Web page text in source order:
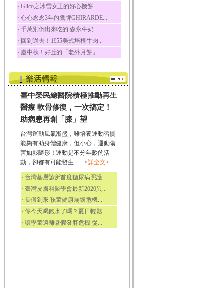
五味子
五味子性質溫熱所含營
養成分有揮發油、檸...
草魚
草魚含有維生素A、維生
素C、及豐富的蛋白...
‧ Glico之冰雪女王的好心機餅...
‧ 心心念念3年的鷹牌GHIRARDE...
‧ 千萬別倒出來吃的 森永牛奶...
‧ 回到過去！1955美式培根牛肉...
‧ 慶中秋！好丘的「老外月餅」...
臺中榮民總醫院積極推動再生
醫療 軟骨修復，一次搞定！
助病患再創「膝」望
台灣運動風氣漸盛，雖培養運動習慣
能夠有助身體健康，但小心，運動傷
害如影隨形！運動是不分年齡的活
動，卻都有可能發生.......<詳全文>
‧ 台灣基層診所首度糖尿病照護...
‧ 臺灣皮膚科醫學會最新2020異...
‧ 長假到來 孩童健康崩壞危機...
‧ 你今天喝飽水了嗎？夏日輕鬆...
‧ 讓學童遠離暑假發胖危機 從...